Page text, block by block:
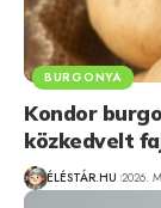
BURGONYA
Kondor
közkedvelt
ÉLÉSTÁR.HU 2026.